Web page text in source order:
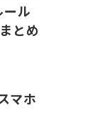
ル
とめ
マホ